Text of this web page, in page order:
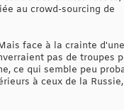
au crowd-sourcing de
face à la crainte d'une
pas de troupes
ce qui semble peu
à ceux de la